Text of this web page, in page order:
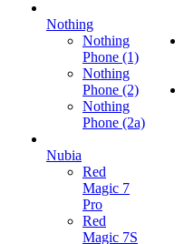
Nothing
Nothing
Phone (1)
Nothing
Phone (2)
Nothing
Phone (2a)
Nubia
Red
Magic 7
Pro
Red
Magic 7S